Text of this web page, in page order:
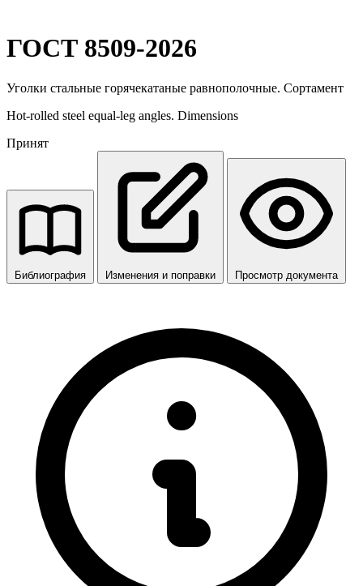
ГОСТ 8509-2026
Уголки стальные горячекатаные равнополочные. Сортамент
Hot-rolled steel equal-leg angles. Dimensions
Принят
Библиография Изменения и поправки Просмотр документа